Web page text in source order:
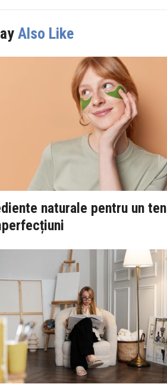
Also Like
naturale pentru un ten